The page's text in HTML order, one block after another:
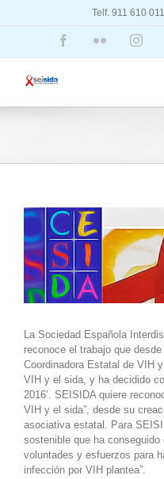
Telf. 911 610 011
FacebookFlickr
Ver
imagen
más
grande
La Sociedad Española
reconoce el trabajo que
Coordinadora Estatal de VIH
VIH y el sida, y ha decidido
2016’. SEISIDA quiere
VIH y el sida”, desde su
asociativa estatal. Para
sostenible que ha
voluntades y esfuerzos para
infección por VIH plantea”.